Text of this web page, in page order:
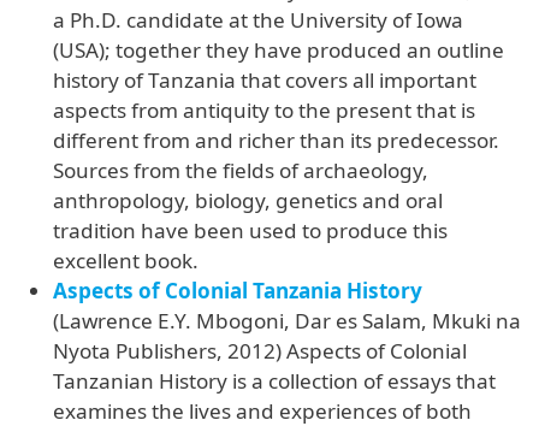
a Ph.D. candidate at the University of Iowa
(USA); together they have produced an outline
history of Tanzania that covers all important
aspects from antiquity to the present that is
different from and richer than its predecessor.
Sources from the fields of archaeology,
anthropology, biology, genetics and oral
tradition have been used to produce this
excellent book.
Aspects of Colonial Tanzania History
(Lawrence E.Y. Mbogoni, Dar es Salam, Mkuki na
Nyota Publishers, 2012) Aspects of Colonial
Tanzanian History is a collection of essays that
examines the lives and experiences of both